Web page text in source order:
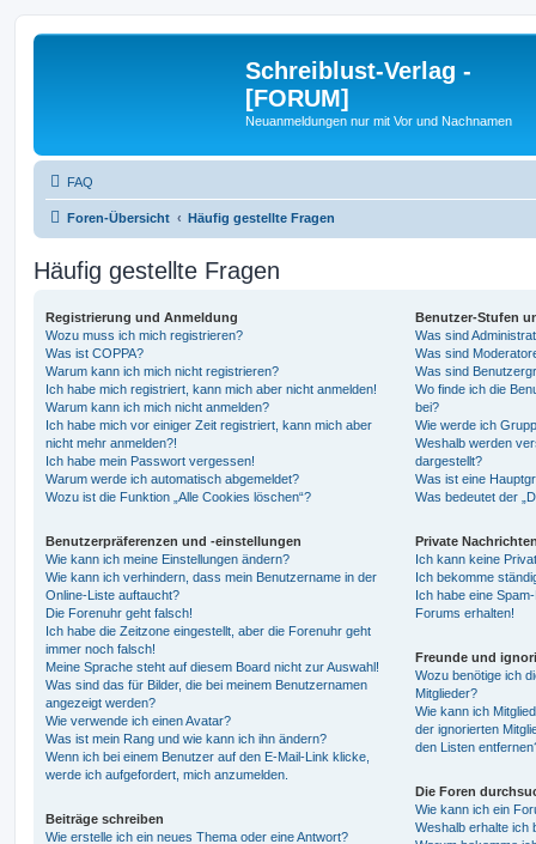
Schreiblust-Verlag -
[FORUM]
Neuanmeldungen nur mit Vor und Nachnamen
FAQ
Foren-Übersicht Häufig gestellte Fragen
Häufig gestellte Fragen
Registrierung und Anmeldung
Wozu muss ich mich registrieren?
Was ist COPPA?
Warum kann ich mich nicht registrieren?
Ich habe mich registriert, kann mich aber nicht anmelden!
Warum kann ich mich nicht anmelden?
Ich habe mich vor einiger Zeit registriert, kann mich aber
nicht mehr anmelden?!
Ich habe mein Passwort vergessen!
Warum werde ich automatisch abgemeldet?
Wozu ist die Funktion „Alle Cookies löschen“?
Benutzerpräferenzen und -einstellungen
Wie kann ich meine Einstellungen ändern?
Wie kann ich verhindern, dass mein Benutzername in der
Online-Liste auftaucht?
Die Forenuhr geht falsch!
Ich habe die Zeitzone eingestellt, aber die Forenuhr geht
immer noch falsch!
Meine Sprache steht auf diesem Board nicht zur Auswahl!
Was sind das für Bilder, die bei meinem Benutzernamen
angezeigt werden?
Wie verwende ich einen Avatar?
Was ist mein Rang und wie kann ich ihn ändern?
Wenn ich bei einem Benutzer auf den E-Mail-Link klicke,
werde ich aufgefordert, mich anzumelden.
Beiträge schreiben
Wie erstelle ich ein neues Thema oder eine Antwort?
Benutzer-Stufen
Was sind
Was sind
Was sind
Wo finde ich die
bei?
Wie werde ich
Weshalb werden
dargestellt?
Was ist eine
Was bedeutet der
Private
Ich kann keine
Ich bekomme
Ich habe eine
Forums erhalten!
Freunde und
Wozu benötige ich
Mitglieder?
Wie kann ich
der ignorierten
den Listen
Die Foren
Wie kann ich ein
Weshalb erhalte ich